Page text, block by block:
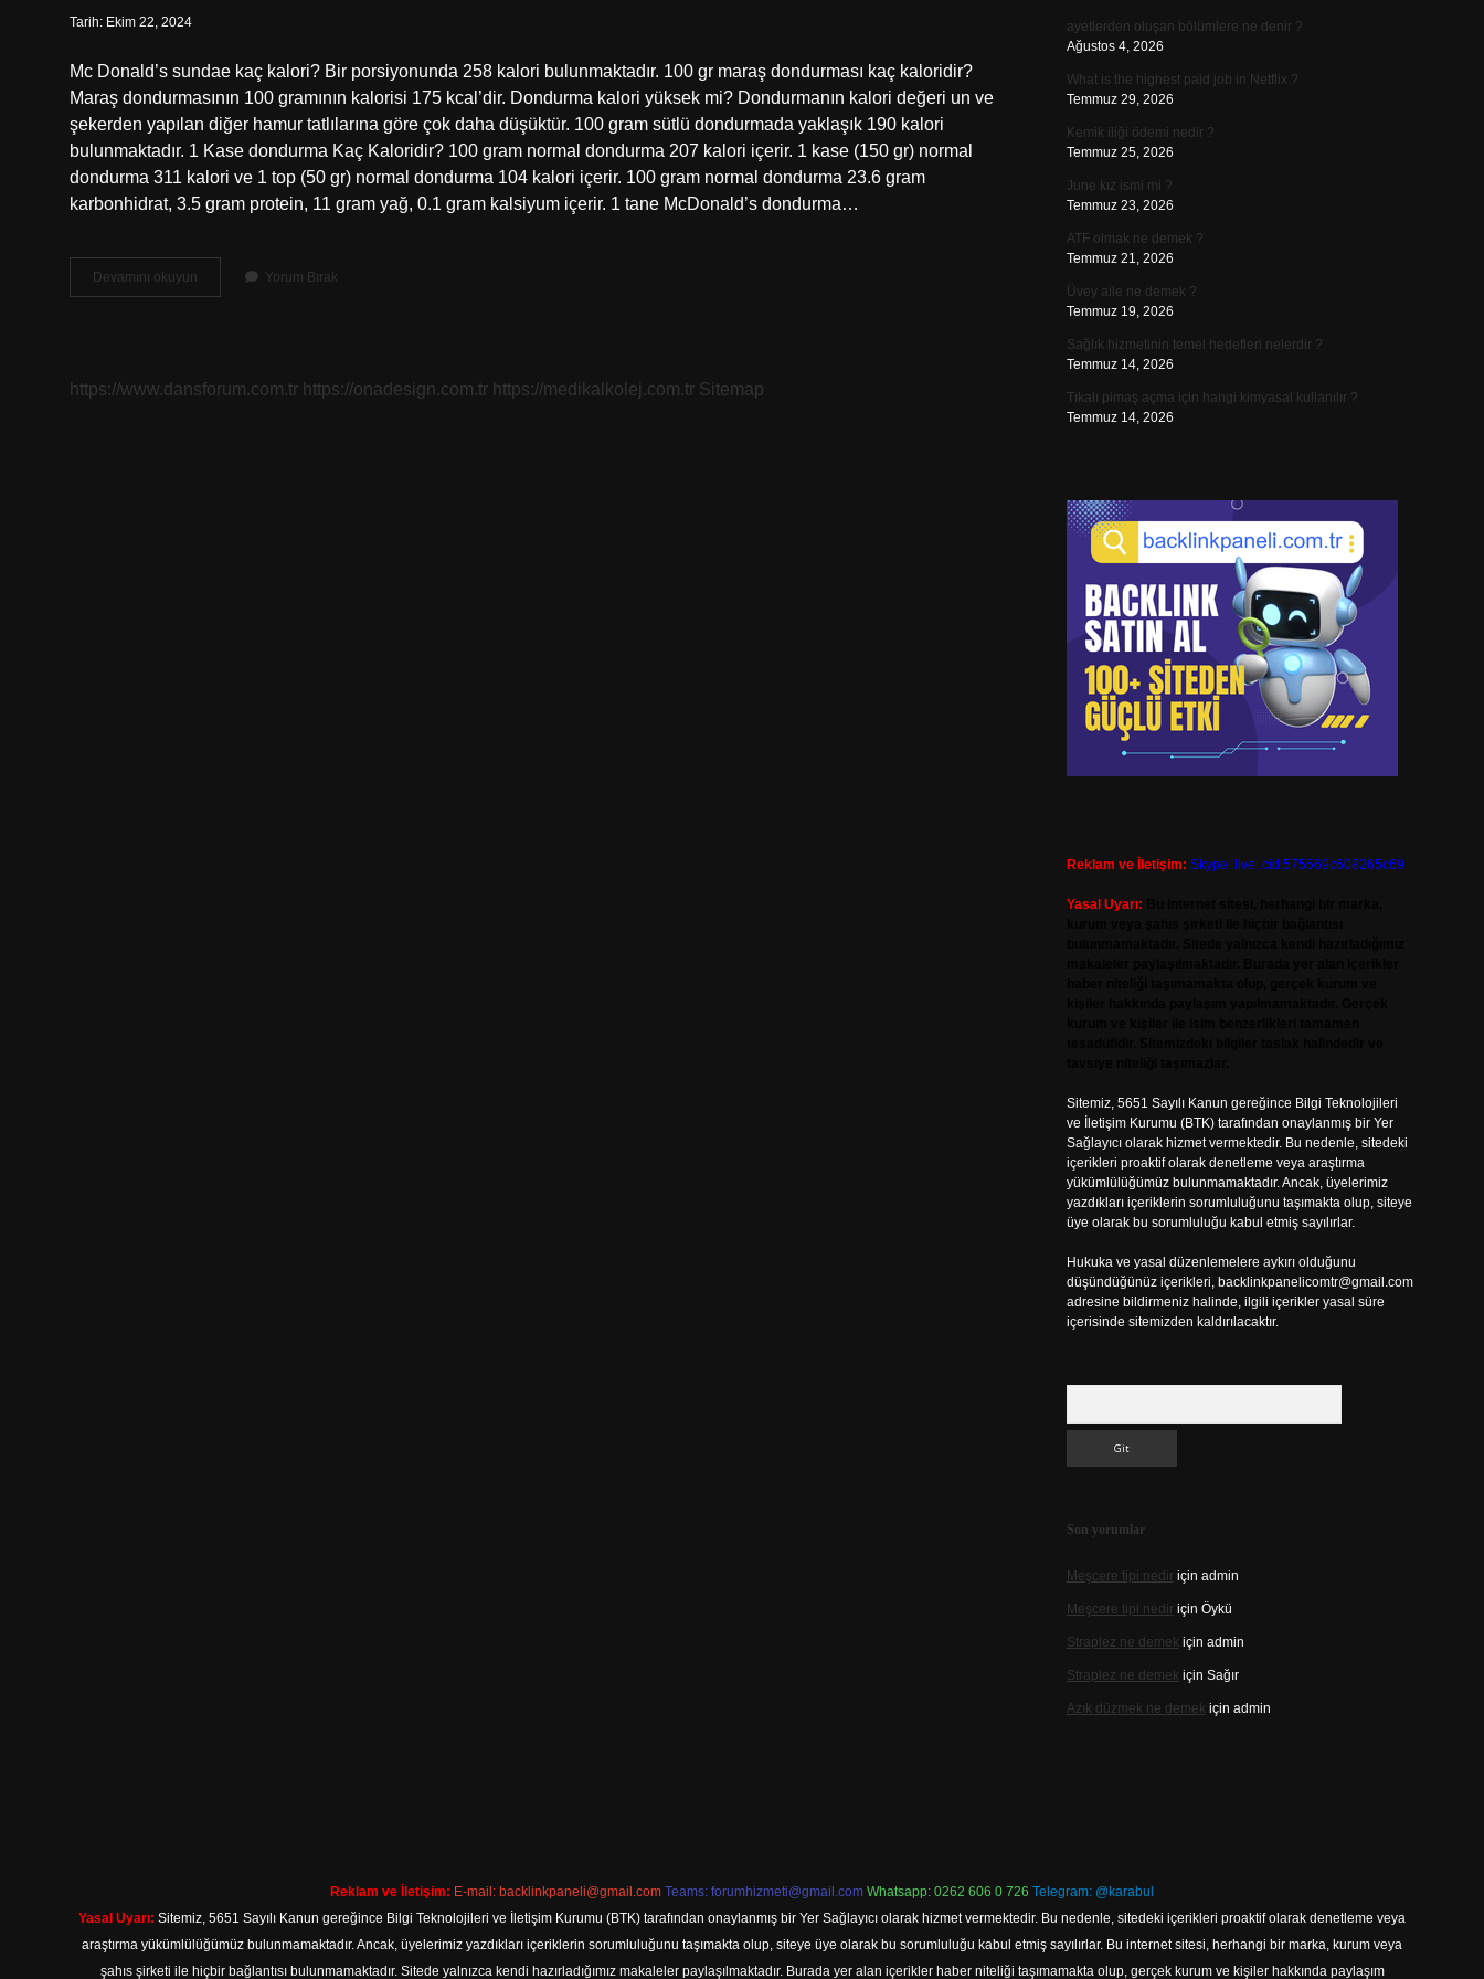
Tarih: Ekim 22, 2024
Mc Donald’s sundae kaç kalori? Bir porsiyonunda 258 kalori bulunmaktadır. 100 gr maraş dondurması kaç kaloridir?
Maraş dondurmasının 100 gramının kalorisi 175 kcal’dir. Dondurma kalori yüksek mi? Dondurmanın kalori değeri un ve
şekerden yapılan diğer hamur tatlılarına göre çok daha düşüktür. 100 gram sütlü dondurmada yaklaşık 190 kalori
bulunmaktadır. 1 Kase dondurma Kaç Kaloridir? 100 gram normal dondurma 207 kalori içerir. 1 kase (150 gr) normal
dondurma 311 kalori ve 1 top (50 gr) normal dondurma 104 kalori içerir. 100 gram normal dondurma 23.6 gram
karbonhidrat, 3.5 gram protein, 11 gram yağ, 0.1 gram kalsiyum içerir. 1 tane McDonald’s dondurma…
Devamını okuyun
Mc
Yorum Bırak
https://www.dansforum.com.tr https://onadesign.com.tr https://medikalkolej.com.tr Sitemap
ayetlerden oluşan bölümlere ne denir ?
Ağustos 4, 2026
What is the highest paid job in Netflix ?
Temmuz 29, 2026
Kemik iliği ödemi nedir ?
Temmuz 25, 2026
June kız ismi mi ?
Temmuz 23, 2026
ATF olmak ne demek ?
Temmuz 21, 2026
Üvey aile ne demek ?
Temmuz 19, 2026
Sağlık hizmetinin temel hedefleri nelerdir ?
Temmuz 14, 2026
Tıkalı pimaş açma için hangi kimyasal kullanılır ?
Temmuz 14, 2026
Reklam ve İletişim: Skype: live:.cid.575569c608265c69
Yasal Uyarı:
Sitemiz, 5651 Sayılı Kanun gereğince Bilgi Teknolojileri
ve İletişim Kurumu (BTK) tarafından onaylanmış bir Yer
Sağlayıcı olarak hizmet vermektedir. Bu nedenle, sitedeki
içerikleri proaktif olarak denetleme veya araştırma
yükümlülüğümüz bulunmamaktadır. Ancak, üyelerimiz
yazdıkları içeriklerin sorumluluğunu taşımakta olup, siteye
üye olarak bu sorumluluğu kabul etmiş sayılırlar.
Hukuka ve yasal düzenlemelere aykırı olduğunu
düşündüğünüz içerikleri, backlinkpanelicomtr@gmail.com
adresine bildirmeniz halinde, ilgili içerikler yasal süre
içerisinde sitemizden kaldırılacaktır.
Son yorumlar
Meşcere tipi nediriçin admin
Meşcere tipi nediriçin Öykü
Straplez ne demek için admin
Straplez ne demek için Sağır
Azık düzmek ne demek için admin
Reklam ve İletişim: E-mail: backlinkpaneli@gmail.com Teams: forumhizmeti@gmail.com Whatsapp: 0262 606 0 726 Telegram: @karabul
Yasal Uyarı: Sitemiz, 5651 Sayılı Kanun gereğince Bilgi Teknolojileri ve İletişim Kurumu (BTK) tarafından onaylanmış bir Yer Sağlayıcı olarak hizmet vermektedir. Bu nedenle, sitedeki içerikleri proaktif olarak denetleme veya
araştırma yükümlülüğümüz bulunmamaktadır. Ancak, üyelerimiz yazdıkları içeriklerin sorumluluğunu taşımakta olup, siteye üye olarak bu sorumluluğu kabul etmiş sayılırlar. Bu internet sitesi, herhangi bir marka, kurum veya
şahıs şirketi ile hiçbir bağlantısı bulunmamaktadır. Sitede yalnızca kendi hazırladığımız makaleler paylaşılmaktadır. Burada yer alan içerikler haber niteliği taşımamakta olup, gerçek kurum ve kişiler hakkında paylaşım